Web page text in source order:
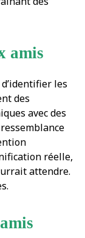
amis
les
des
avec des
réelle,
attendre.